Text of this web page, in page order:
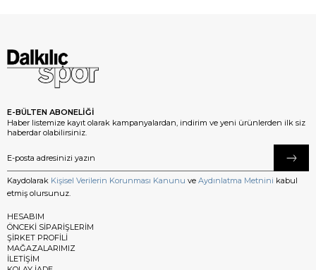
E-BÜLTEN ABONELİĞİ
Haber listemize kayıt olarak kampanyalardan, indirim ve yeni ürünlerden ilk siz
haberdar olabilirsiniz.
Kaydolarak Kişisel Verilerin Korunması Kanunu ve Aydınlatma Metnini kabul
etmiş olursunuz.
HESABIM
ÖNCEKİ SİPARİŞLERİM
ŞİRKET PROFİLİ
MAĞAZALARIMIZ
İLETİŞİM